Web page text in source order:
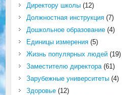
Директору школы(12)
Должностная инструкция(7)
Дошкольное образование(4)
Единицы измерения(5)
Жизнь популярных людей(19)
Заместителю директора(61)
Зарубежные университеты(4)
Здоровье(12)